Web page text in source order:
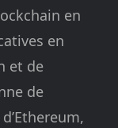
en
en
et de
de